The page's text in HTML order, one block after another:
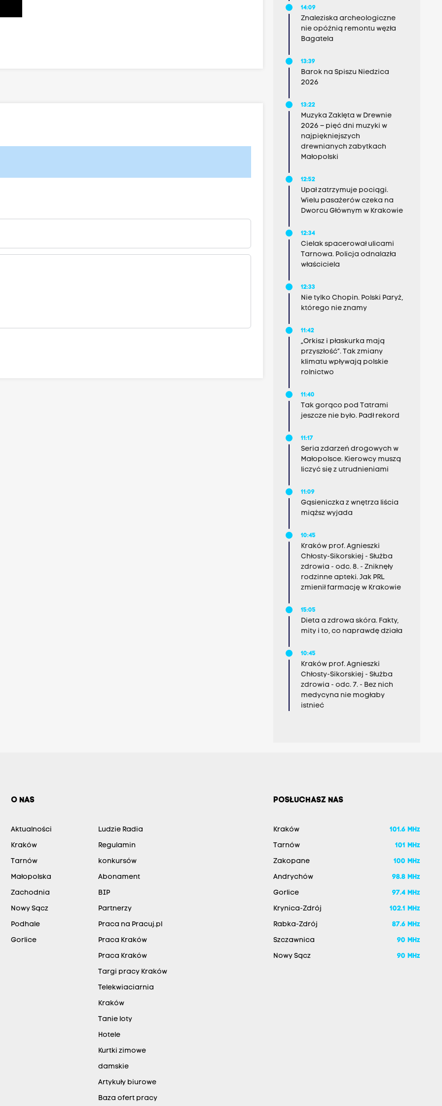
14:09
Znaleziska archeologiczne
nie opóźnią remontu węzła
Bagatela
13:39
Barok na Spiszu Niedzica
2026
13:22
Muzyka Zaklęta w Drewnie
2026 – pięć dni muzyki w
najpiękniejszych
drewnianych zabytkach
Małopolski
12:52
Upał zatrzymuje pociągi.
Wielu pasażerów czeka na
Dworcu Głównym w Krakowie
12:34
Cielak spacerował ulicami
Tarnowa. Policja odnalazła
właściciela
12:33
Nie tylko Chopin. Polski Paryż,
którego nie znamy
11:42
„Orkisz i płaskurka mają
przyszłość”. Tak zmiany
klimatu wpływają polskie
rolnictwo
11:40
Tak gorąco pod Tatrami
jeszcze nie było. Padł rekord
11:17
Seria zdarzeń drogowych w
Małopolsce. Kierowcy muszą
liczyć się z utrudnieniami
11:09
Gąsieniczka z wnętrza liścia
miąższ wyjada
10:45
Kraków prof. Agnieszki
Chłosty-Sikorskiej - Służba
zdrowia - odc. 8. - Zniknęły
rodzinne apteki. Jak PRL
zmienił farmację w Krakowie
15:05
Dieta a zdrowa skóra. Fakty,
mity i to, co naprawdę działa
10:45
Kraków prof. Agnieszki
Chłosty-Sikorskiej - Służba
zdrowia - odc. 7. - Bez nich
medycyna nie mogłaby
istnieć
O NAS
Aktualności
Kraków
Tarnów
Małopolska
Zachodnia
Nowy Sącz
Podhale
Gorlice
Ludzie Radia
Regulamin
konkursów
Abonament
BIP
Partnerzy
Praca na Pracuj.pl
Praca Kraków
Praca Kraków
Targi pracy Kraków
Telekwiaciarnia
Kraków
Tanie loty
Hotele
Kurtki zimowe
damskie
Artykuły biurowe
Baza ofert pracy
POSŁUCHASZ NAS
Kraków 101.6 MHz
Tarnów 101 MHz
Zakopane 100 MHz
Andrychów 98.8 MHz
Gorlice 97.4 MHz
Krynica-Zdrój 102.1 MHz
Rabka-Zdrój 87.6 MHz
Szczawnica 90 MHz
Nowy Sącz 90 MHz